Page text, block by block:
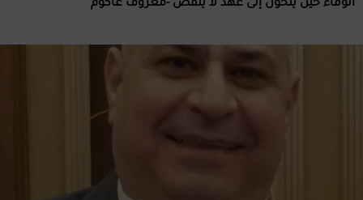
الوفاء حين يتحوّل إلى عهد لا يُنقَض -معروف عاكوم